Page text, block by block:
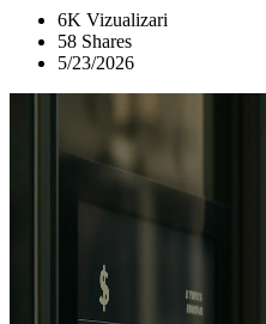
6K Vizualizari
58 Shares
5/23/2026